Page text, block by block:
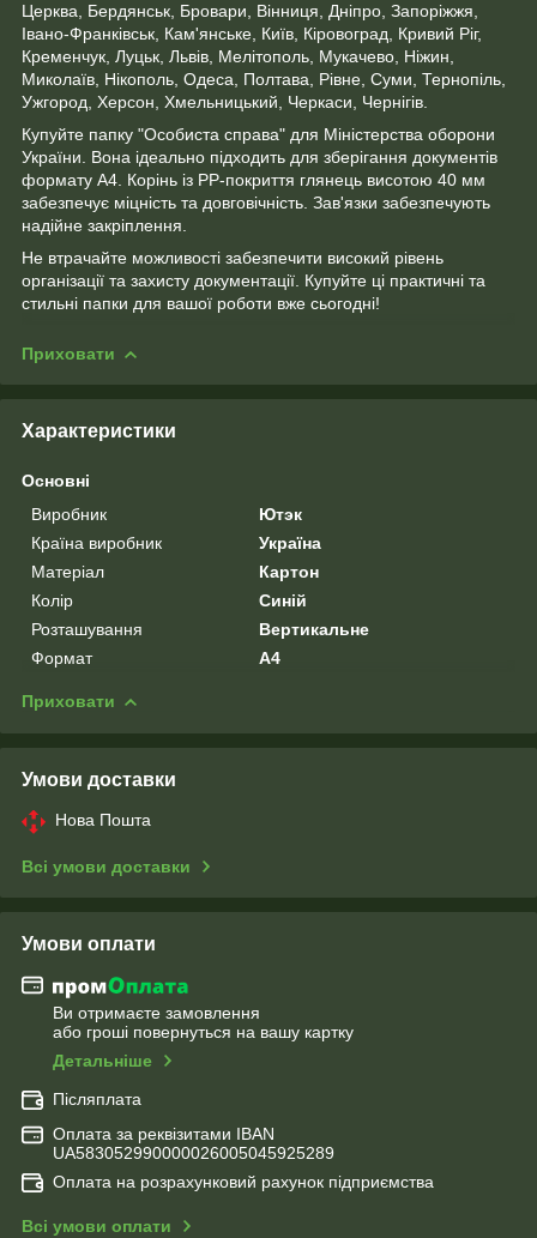
Церква, Бердянськ, Бровари, Вінниця, Дніпро, Запоріжжя,
Івано-Франківськ, Кам'янське, Київ, Кіровоград, Кривий Ріг,
Кременчук, Луцьк, Львів, Мелітополь, Мукачево, Ніжин,
Миколаїв, Нікополь, Одеса, Полтава, Рівне, Суми, Тернопіль,
Ужгород, Херсон, Хмельницький, Черкаси, Чернігів.
Купуйте папку "Особиста справа" для Міністерства оборони
України. Вона ідеально підходить для зберігання документів
формату А4. Корінь із PP-покриття глянець висотою 40 мм
забезпечує міцність та довговічність. Зав'язки забезпечують
надійне закріплення.
Не втрачайте можливості забезпечити високий рівень
організації та захисту документації. Купуйте ці практичні та
стильні папки для вашої роботи вже сьогодні!
Приховати
Характеристики
Основні
Виробник
Ютэк
Країна виробник
Україна
Матеріал
Картон
Колір
Синій
Розташування
Вертикальне
Формат
A4
Приховати
Умови доставки
Нова Пошта
Всі умови доставки
Умови оплати
Ви отримаєте замовлення
або гроші повернуться на вашу картку
Детальніше
Післяплата
Оплата за реквізитами IBAN
UA583052990000026005045925289
Оплата на розрахунковий рахунок підприємства
Всі умови оплати